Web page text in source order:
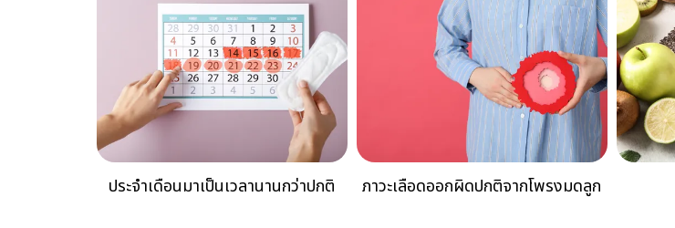
ประจำเดือนมาเป็นเวลานานกว่าปกติ ภาวะเลือดออกผิดปกติจากโพรงมดลูก